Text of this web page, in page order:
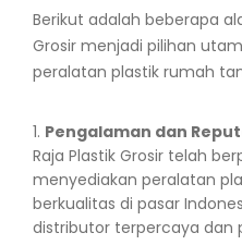
Berikut adalah beberapa
Grosir menjadi pilihan
peralatan plastik rumah
Pengalaman dan
Raja Plastik Grosir telah
menyediakan peralatan
berkualitas di pasar
distributor terpercaya dan